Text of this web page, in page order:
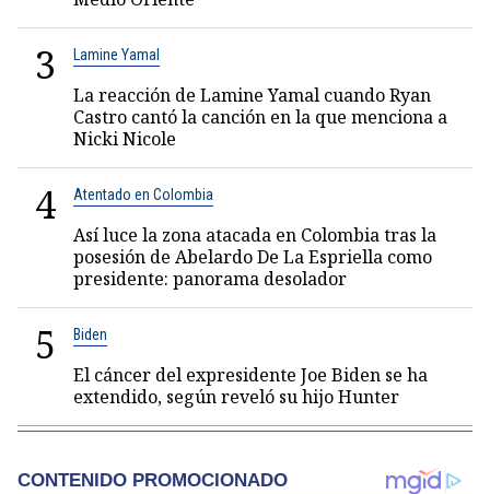
3 Lamine Yamal
La reacción de Lamine Yamal cuando Ryan
Castro cantó la canción en la que menciona a
Nicki Nicole
4 Atentado en Colombia
Así luce la zona atacada en Colombia tras la
posesión de Abelardo De La Espriella como
presidente: panorama desolador
5 Biden
El cáncer del expresidente Joe Biden se ha
extendido, según reveló su hijo Hunter